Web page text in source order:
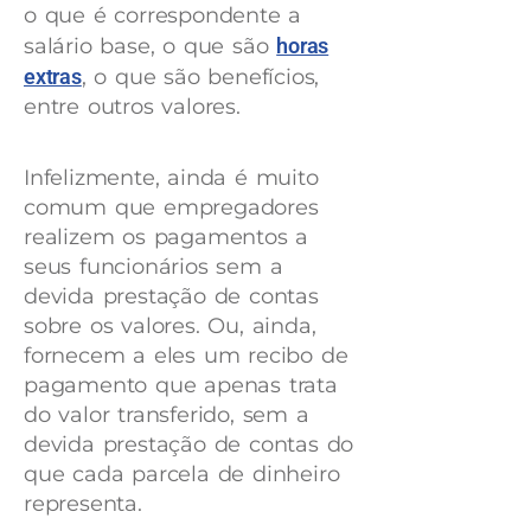
o que é correspondente a
salário base, o que são horas
extras, o que são benefícios,
entre outros valores.
Infelizmente, ainda é muito
comum que empregadores
realizem os pagamentos a
seus funcionários sem a
devida prestação de contas
sobre os valores. Ou, ainda,
fornecem a eles um recibo de
pagamento que apenas trata
do valor transferido, sem a
devida prestação de contas do
que cada parcela de dinheiro
representa.